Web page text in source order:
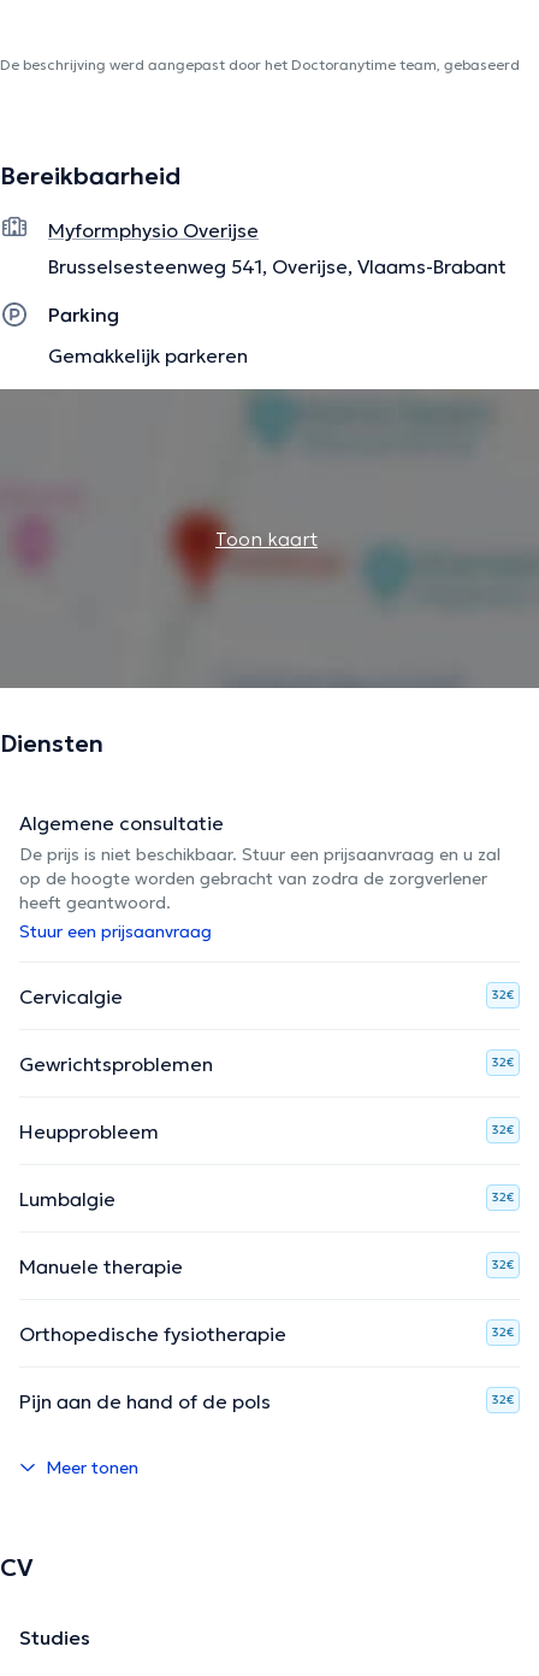
De beschrijving werd aangepast door het Doctoranytime team, gebaseerd
Bereikbaarheid
Myformphysio Overijse
Brusselsesteenweg 541, Overijse, Vlaams-Brabant
Parking
Gemakkelijk parkeren
Toon kaart
Diensten
Algemene consultatie
De prijs is niet beschikbaar. Stuur een prijsaanvraag en u zal
op de hoogte worden gebracht van zodra de zorgverlener
heeft geantwoord.
Stuur een prijsaanvraag
Cervicalgie 32€
Gewrichtsproblemen 32€
Heupprobleem 32€
Lumbalgie 32€
Manuele therapie 32€
Orthopedische fysiotherapie 32€
Pijn aan de hand of de pols 32€
Meer tonen
CV
Studies